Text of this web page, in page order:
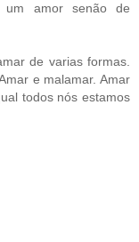
amor senão de
de varias formas.
e malamar. Amar
todos nós estamos